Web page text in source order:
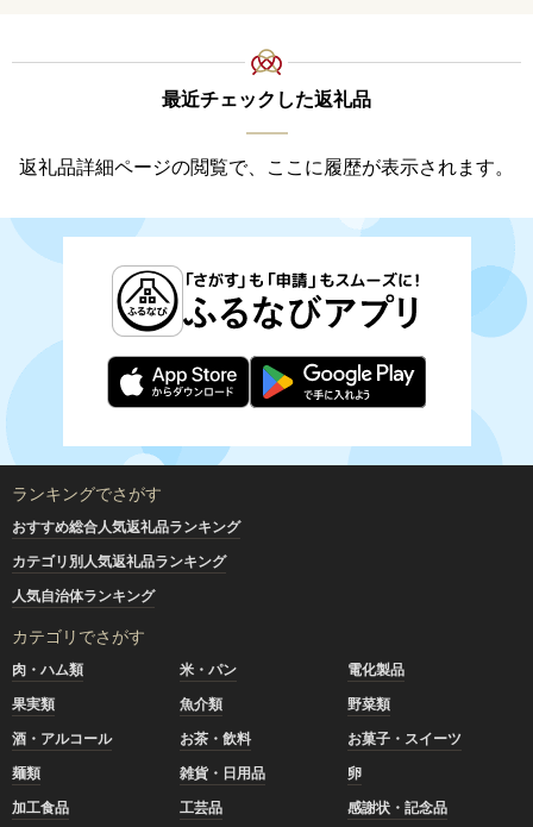
最近チェックした返礼品
返礼品詳細ページの閲覧で、ここに履歴が表示されます。
ランキングでさがす
おすすめ総合人気返礼品ランキング
カテゴリ別人気返礼品ランキング
人気自治体ランキング
カテゴリでさがす
肉・ハム類 米・パン
電化製品
果実類
魚介類
野菜類
酒・アルコール
お茶・飲料
お菓子・スイーツ
麺類
雑貨・日用品
卵
加工食品
工芸品
感謝状・記念品